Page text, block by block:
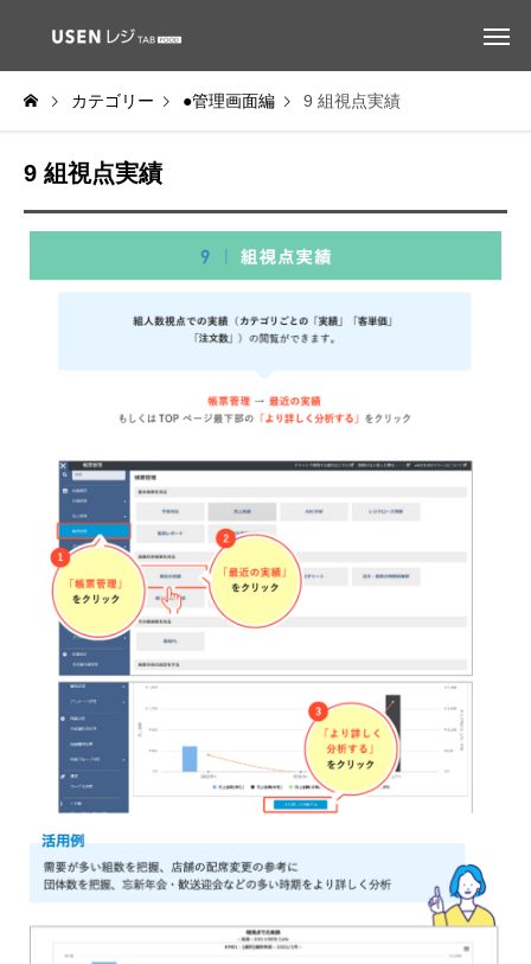
カテゴリー ●管理画面編 9 組視点実績
9 組視点実績